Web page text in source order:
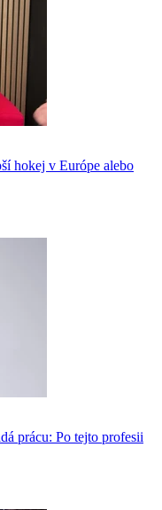
hokej v Európe alebo
prácu: Po tejto profesii